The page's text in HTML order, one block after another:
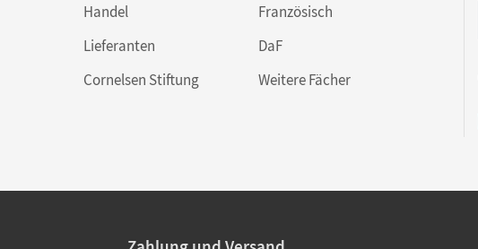
Handel
Lieferanten
Cornelsen Stiftung
Französisch
DaF
Weitere Fächer